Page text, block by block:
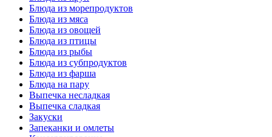
Блюда из морепродуктов
Блюда из мяса
Блюда из овощей
Блюда из птицы
Блюда из рыбы
Блюда из субпродуктов
Блюда из фарша
Блюда на пару
Выпечка несладкая
Выпечка сладкая
Закуски
Запеканки и омлеты